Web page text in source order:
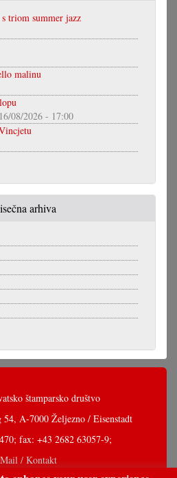
triom summer jazz
malinu
16/08/2026 - 17:00
arhiva
štamparsko društvo
A-7000 Željezno / Eisenstadt
fax: +43 2682 63057-9;
/ Kontakt